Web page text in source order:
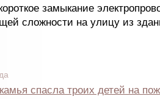
замыкание
сложности на улицу из
спасла троих детей на